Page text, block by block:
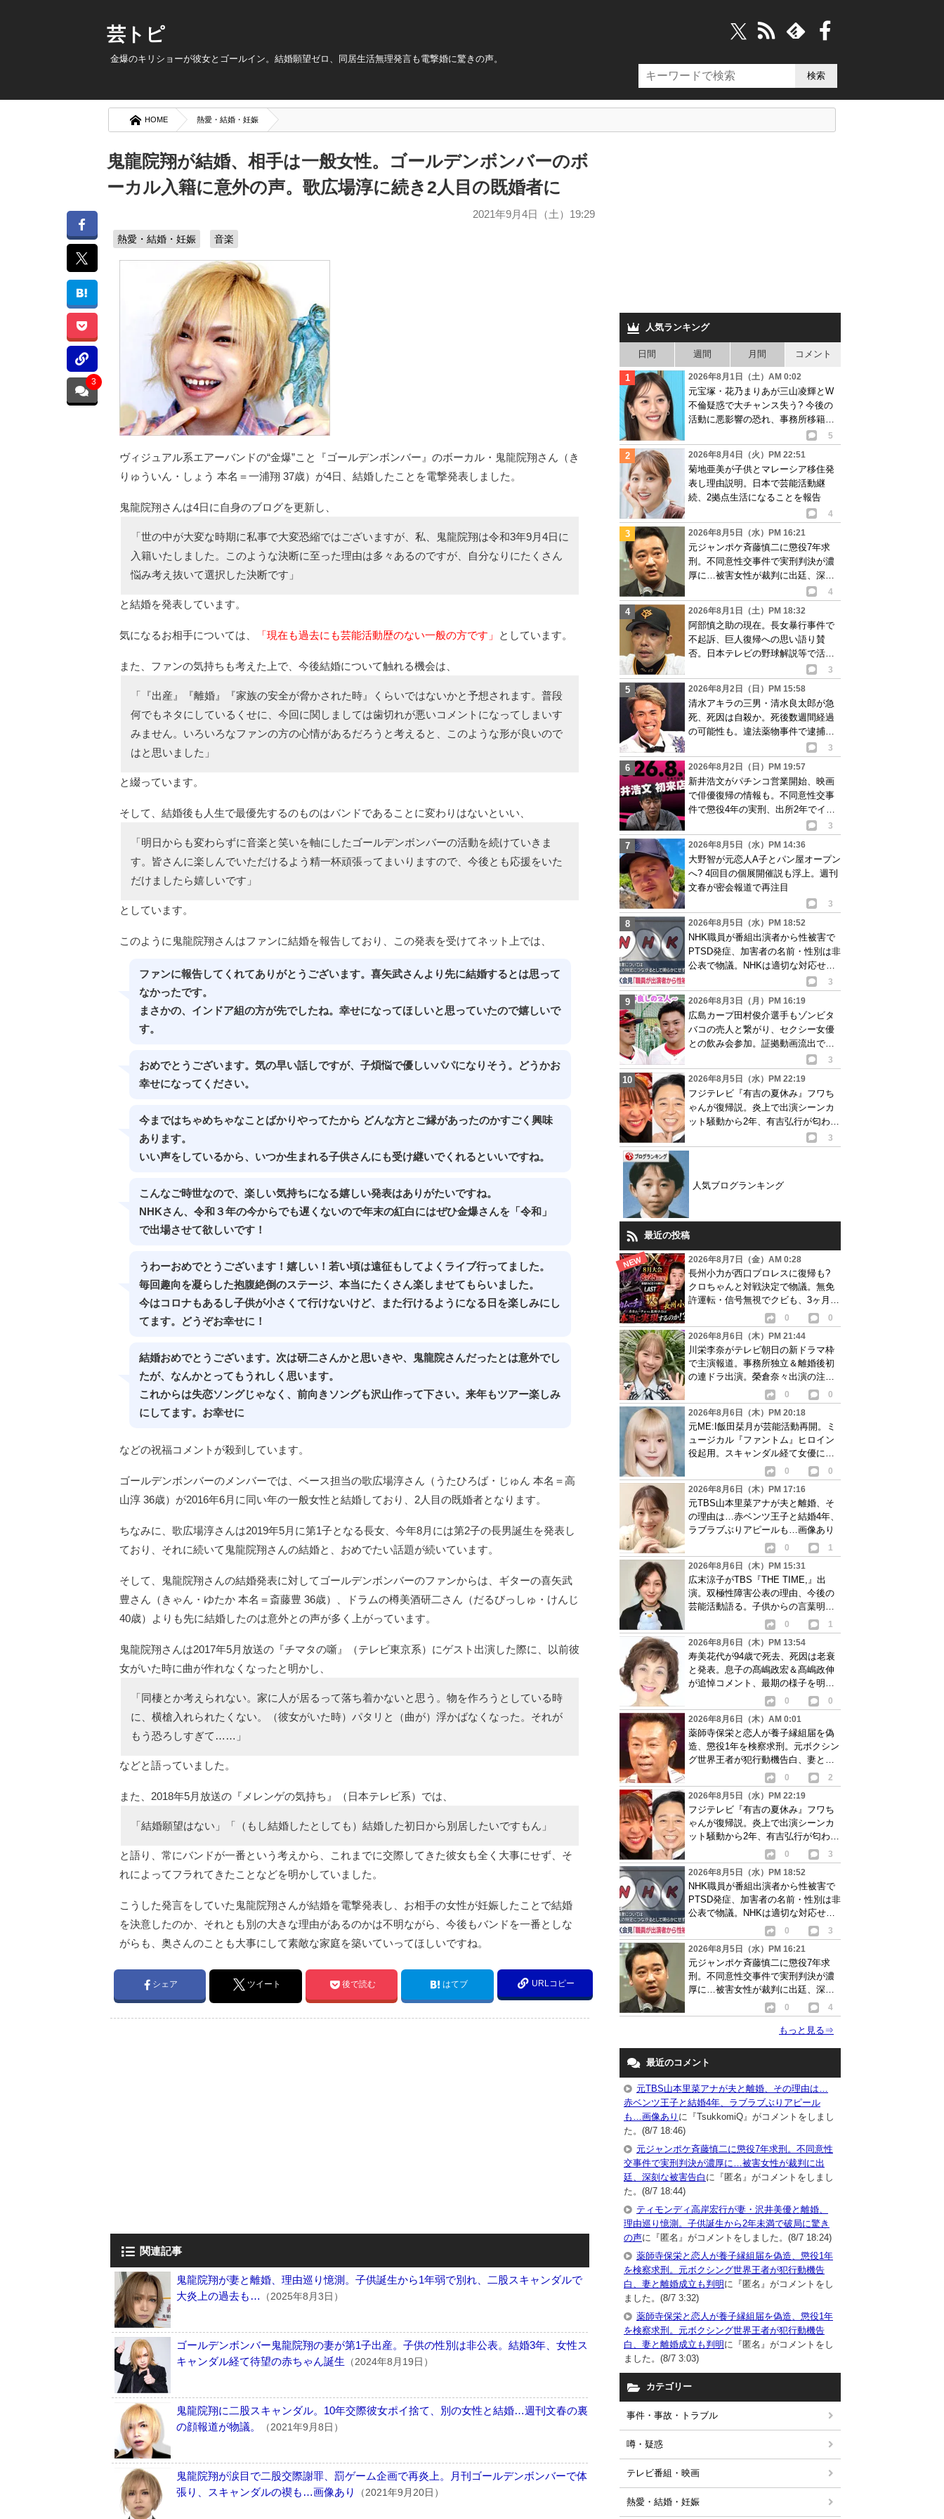
芸トピ
金爆のキリショーが彼女とゴールイン。結婚願望ゼロ、同居生活無理発言も電撃婚に驚きの声。
HOME 熱愛・結婚・妊娠
鬼龍院翔が結婚、相手は一般女性。ゴールデンボンバーのボ
ーカル入籍に意外の声。歌広場淳に続き2人目の既婚者に
2021年9月4日（土）19:29
熱愛・結婚・妊娠 音楽
3
ヴィジュアル系エアーバンドの“金爆”こと『ゴールデンボンバー』のボーカル・鬼龍院翔さん（き
りゅういん・しょう 本名＝一浦翔 37歳）が4日、結婚したことを電撃発表しました。
鬼龍院翔さんは4日に自身のブログを更新し、
「世の中が大変な時期に私事で大変恐縮ではございますが、私、鬼龍院翔は令和3年9月4日に
入籍いたしました。このような決断に至った理由は多々あるのですが、自分なりにたくさん
悩み考え抜いて選択した決断です」
と結婚を発表しています。
気になるお相手については、 「現在も過去にも芸能活動歴のない一般の方です」 としています。
また、ファンの気持ちも考えた上で、今後結婚について触れる機会は、
「『出産』『離婚』『家族の安全が脅かされた時』くらいではないかと予想されます。普段
何でもネタにしているくせに、今回に関しましては歯切れが悪いコメントになってしまいす
みません。いろいろなファンの方の心情があるだろうと考えると、このような形が良いので
はと思いました」
と綴っています。
そして、結婚後も人生で最優先するのものはバンドであることに変わりはないといい、
「明日からも変わらずに音楽と笑いを軸にしたゴールデンボンバーの活動を続けていきま
す。皆さんに楽しんでいただけるよう精一杯頑張ってまいりますので、今後とも応援をいた
だけましたら嬉しいです」
としています。
このように鬼龍院翔さんはファンに結婚を報告しており、この発表を受けてネット上では、
ファンに報告してくれてありがとうございます。喜矢武さんより先に結婚するとは思って
なかったです。
まさかの、インドア組の方が先でしたね。幸せになってほしいと思っていたので嬉しいで
す。
おめでとうございます。気の早い話しですが、子煩悩で優しいパパになりそう。どうかお
幸せになってください。
今まではちゃめちゃなことばかりやってたから どんな方とご縁があったのかすごく興味
あります。
いい声をしているから、いつか生まれる子供さんにも受け継いでくれるといいですね。
こんなご時世なので、楽しい気持ちになる嬉しい発表はありがたいですね。
NHKさん、令和３年の今からでも遅くないので年末の紅白にはぜひ金爆さんを「令和」
で出場させて欲しいです！
うわーおめでとうございます！嬉しい！若い頃は遠征もしてよくライブ行ってました。
毎回趣向を凝らした抱腹絶倒のステージ、本当にたくさん楽しませてもらいました。
今はコロナもあるし子供が小さくて行けないけど、また行けるようになる日を楽しみにし
てます。どうぞお幸せに！
結婚おめでとうございます。次は研二さんかと思いきや、鬼龍院さんだったとは意外でし
たが、なんかとってもうれしく思います。
これからは失恋ソングじゃなく、前向きソングも沢山作って下さい。来年もツアー楽しみ
にしてます。お幸せに
などの祝福コメントが殺到しています。
ゴールデンボンバーのメンバーでは、ベース担当の歌広場淳さん（うたひろば・じゅん 本名＝高
山淳 36歳）が2016年6月に同い年の一般女性と結婚しており、2人目の既婚者となります。
ちなみに、歌広場淳さんは2019年5月に第1子となる長女、今年8月には第2子の長男誕生を発表し
ており、それに続いて鬼龍院翔さんの結婚と、おめでたい話題が続いています。
そして、鬼龍院翔さんの結婚発表に対してゴールデンボンバーのファンからは、ギターの喜矢武
豊さん（きゃん・ゆたか 本名＝斎藤豊 36歳）、ドラムの樽美酒研二さん（だるびっしゅ・けんじ
40歳）よりも先に結婚したのは意外との声が多く上がっています。
鬼龍院翔さんは2017年5月放送の『チマタの噺』（テレビ東京系）にゲスト出演した際に、以前彼
女がいた時に曲が作れなくなったと明かし、
「同棲とか考えられない。家に人が居るって落ち着かないと思う。物を作ろうとしている時
に、横槍入れられたくない。（彼女がいた時）パタリと（曲が）浮かばなくなった。それが
もう恐ろしすぎて……」
などと語っていました。
また、2018年5月放送の『メレンゲの気持ち』（日本テレビ系）では、
「結婚願望はない」「（もし結婚したとしても）結婚した初日から別居したいですもん」
と語り、常にバンドが一番という考えから、これまでに交際してきた彼女も全く大事にせず、そ
れによってフラれてきたことなどを明かしていました。
こうした発言をしていた鬼龍院翔さんが結婚を電撃発表し、お相手の女性が妊娠したことで結婚
を決意したのか、それとも別の大きな理由があるのかは不明ながら、今後もバンドを一番としな
がらも、奥さんのことも大事にして素敵な家庭を築いていってほしいですね。
シェア ツイート 後で読む はてブ URLコピー
関連記事
鬼龍院翔が妻と離婚、理由巡り憶測。子供誕生から1年弱で別れ、二股スキャンダルで
大炎上の過去も…
（2025年8月3日）
ゴールデンボンバー鬼龍院翔の妻が第1子出産。子供の性別は非公表。結婚3年、女性ス
キャンダル経て待望の赤ちゃん誕生 （2024年8月19日）
鬼龍院翔に二股スキャンダル。10年交際彼女ポイ捨て、別の女性と結婚…週刊文春の裏
の顔報道が物議。
（2021年9月8日）
鬼龍院翔が涙目で二股交際謝罪、罰ゲーム企画で再炎上。月刊ゴールデンボンバーで体
張り、スキャンダルの禊も…画像あり
（2021年9月20日）
人気ランキング
日間 週間 月間 コメント
2026年8月1日（土）AM 0:02
元宝塚・花乃まりあが三山凌輝とW
不倫疑惑で大チャンス失う? 今後の
活動に悪影響の恐れ、事務所移籍が
5
2026年8月4日（火）PM 22:51
菊地亜美が子供とマレーシア移住発
表し理由説明。日本で芸能活動継
続、2拠点生活になることを報告
4
2026年8月5日（水）PM 16:21
元ジャンポケ斉藤慎二に懲役7年求
刑。不同意性交事件で実刑判決が濃
厚に…被害女性が裁判に出廷、深刻
4
2026年8月1日（土）PM 18:32
阿部慎之助の現在。長女暴行事件で
不起訴、巨人復帰への思い語り賛
否。日本テレビの野球解説等で活動
3
2026年8月2日（日）PM 15:58
清水アキラの三男・清水良太郎が急
死、死因は自殺か。死後数週間経過
の可能性も。違法薬物事件で逮捕、
3
2026年8月2日（日）PM 19:57
新井浩文がパチンコ営業開始、映画
で俳優復帰の情報も。不同意性交事
件で懲役4年の実刑、出所2年でイベ
3
2026年8月5日（水）PM 14:36
大野智が元恋人A子とパン屋オープン
へ? 4回目の個展開催説も浮上。週刊
文春が密会報道で再注目
3
2026年8月5日（水）PM 18:52
NHK職員が番組出演者から性被害で
PTSD発症、加害者の名前・性別は非
公表で物議。NHKは適切な対応せず
3
2026年8月3日（月）PM 16:19
広島カープ田村俊介選手もゾンビタ
バコの売人と繋がり、セクシー女優
との飲み会参加。証拠動画流出で波
3
2026年8月5日（水）PM 22:19
フジテレビ『有吉の夏休み』フワち
ゃんが復帰説。炎上で出演シーンカ
ット騒動から2年、有吉弘行が匂わせ
3
人気ブログランキング
最近の投稿
2026年8月7日（金）AM 0:28
長州小力が西口プロレスに復帰も?
クロちゃんと対戦決定で物議。無免
許運転・信号無視でクビも、3ヶ月で
0
0
2026年8月6日（木）PM 21:44
川栄李奈がテレビ朝日の新ドラマ枠
で主演報道。事務所独立＆離婚後初
の連ドラ出演。榮倉奈々出演の注目
0
0
2026年8月6日（木）PM 20:18
元ME:I飯田栞月が芸能活動再開。ミ
ュージカル『ファントム』ヒロイン
役起用。スキャンダル経て女優に転
0
0
2026年8月6日（木）PM 17:16
元TBS山本里菜アナが夫と離婚、そ
の理由は…赤ベンツ王子と結婚4年、
ラブラブぶりアピールも…画像あり
0
1
2026年8月6日（木）PM 15:31
広末涼子がTBS『THE TIME,』出
演。双極性障害公表の理由、今後の
芸能活動語る。子供からの言葉明か
0
1
2026年8月6日（木）PM 13:54
寿美花代が94歳で死去、死因は老衰
と発表。息子の髙嶋政宏＆髙嶋政伸
が追悼コメント、最期の様子を明か
0
0
2026年8月6日（木）AM 0:01
薬師寺保栄と恋人が養子縁組届を偽
造、懲役1年を検察求刑。元ボクシン
グ世界王者が犯行動機告白、妻と離
0
2
2026年8月5日（水）PM 22:19
フジテレビ『有吉の夏休み』フワち
ゃんが復帰説。炎上で出演シーンカ
ット騒動から2年、有吉弘行が匂わせ
0
3
2026年8月5日（水）PM 18:52
NHK職員が番組出演者から性被害で
PTSD発症、加害者の名前・性別は非
公表で物議。NHKは適切な対応せず
0
3
2026年8月5日（水）PM 16:21
元ジャンポケ斉藤慎二に懲役7年求
刑。不同意性交事件で実刑判決が濃
厚に…被害女性が裁判に出廷、深刻
0 4
もっと見る⇒
最近のコメント
元TBS山本里菜アナが夫と離婚、その理由は…
赤ベンツ王子と結婚4年、ラブラブぶりアピール
も…画像あり に『TsukkomiQ』がコメントをしまし
た。(8/7 18:46)
元ジャンポケ斉藤慎二に懲役7年求刑。不同意性
交事件で実刑判決が濃厚に…被害女性が裁判に出
廷、深刻な被害告白 に『匿名』がコメントをしまし
た。(8/7 18:44)
ティモンディ高岸宏行が妻・沢井美優と離婚、
理由巡り憶測。子供誕生から2年未満で破局に驚き
の声に『匿名』がコメントをしました。(8/7 18:24)
薬師寺保栄と恋人が養子縁組届を偽造、懲役1年
を検察求刑。元ボクシング世界王者が犯行動機告
白、妻と離婚成立も判明に『匿名』がコメントをし
ました。(8/7 3:32)
薬師寺保栄と恋人が養子縁組届を偽造、懲役1年
を検察求刑。元ボクシング世界王者が犯行動機告
白、妻と離婚成立も判明に『匿名』がコメントをし
ました。(8/7 3:03)
カテゴリー
事件・事故・トラブル
噂・疑惑
テレビ番組・映画
熱愛・結婚・妊娠